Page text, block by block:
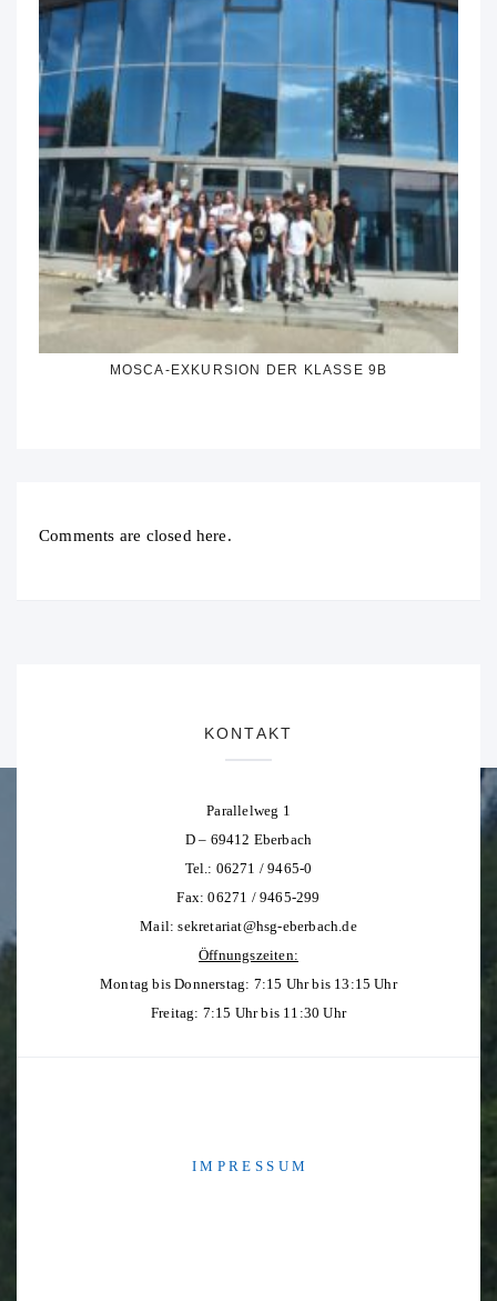
MOSCA-EXKURSION DER KLASSE 9B
Comments are closed here.
KONTAKT
Parallelweg 1
D – 69412 Eberbach
Tel.: 06271 / 9465-0
Fax: 06271 / 9465-299
Mail:sekretariat@hsg-eberbach.de
Öffnungszeiten:
Montag bis Donnerstag: 7:15 Uhr bis 13:15 Uhr
Freitag: 7:15 Uhr bis 11:30 Uhr
I M P R E S S U M